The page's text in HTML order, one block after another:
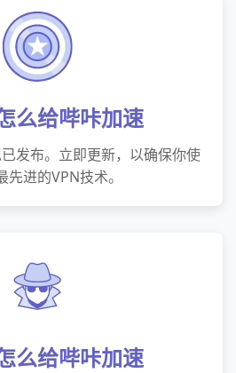
么给哔咔加速
发布。立即更新，以确保你使
先进的VPN技术。
么给哔咔加速